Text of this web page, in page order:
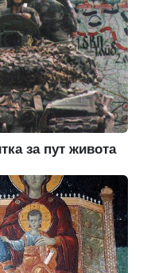
за пут живота